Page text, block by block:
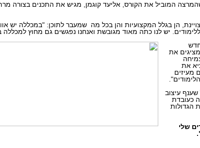
המוביל את הקורס, אליעד קוגמן, מגיש את התכנים בצורה
הן בגלל המקצועיות והן בכל מה שמעבר לתוכן: "במכללה יש
יש לנו כתה מאוד מגובשת ואנחנו נפגשים גם מחוץ למכללה
את
את
מעיזים
שענף עיצוב
כעובדת
הגדולות
שלי